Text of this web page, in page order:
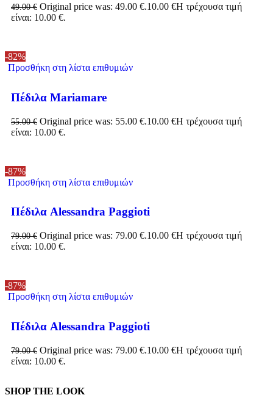
49.00€ Original price was: 49.00 €.10.00 €Η τρέχουσα τιμή
είναι: 10.00 €.
-82%
Προσθήκη στη λίστα επιθυμιών
Πέδιλα Mariamare
55.00€ Original price was: 55.00 €.10.00 €Η τρέχουσα τιμή
είναι: 10.00 €.
-87%
Προσθήκη στη λίστα επιθυμιών
Πέδιλα Alessandra Paggioti
79.00€ Original price was: 79.00 €.10.00 €Η τρέχουσα τιμή
είναι: 10.00 €.
-87%
Προσθήκη στη λίστα επιθυμιών
Πέδιλα Alessandra Paggioti
79.00€ Original price was: 79.00 €.10.00 €Η τρέχουσα τιμή
είναι: 10.00 €.
SHOP THE LOOK